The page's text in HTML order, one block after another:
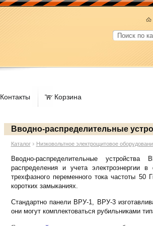
Контакты Корзина
Вводно-распределительные
Каталог Низковольтное электрощитовое
Вводно-распределительные
распределения и учета электроэнергии
трехфазного переменного тока частоты
коротких замыканиях.
Стандартно панели ВРУ-1, ВРУ-3
они могут комплектоваться рубильниками